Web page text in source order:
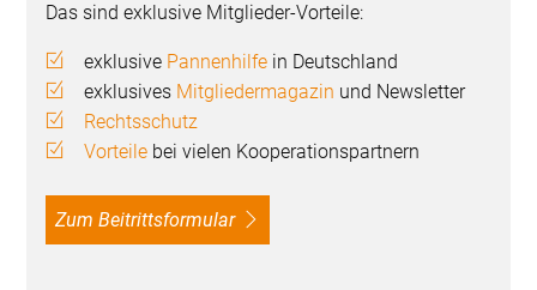
Das sind exklusive Mitglieder-Vorteile:
exklusive Pannenhilfe in Deutschland
exklusives Mitgliedermagazin und Newsletter
Rechtsschutz
Vorteile bei vielen Kooperationspartnern
Zum Beitrittsformular